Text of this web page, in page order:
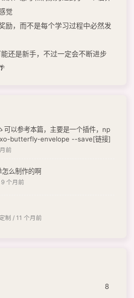
觉
励，而不是每个学习过程中必然发
还是新手，不过一定会不断进步
以参考本篇，主要是一个插件，np
butterfly-envelope --save[链接]
前
么制作的啊
9 个月前
制 / 11 个月前
8